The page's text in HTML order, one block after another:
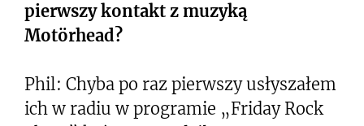
pierwszy kontakt z muzyką
Motörhead?
Phil: Chyba po raz pierwszy usłyszałem
ich w radiu w programie „Friday Rock